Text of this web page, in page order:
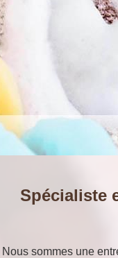
Spécialiste
Nous sommes une